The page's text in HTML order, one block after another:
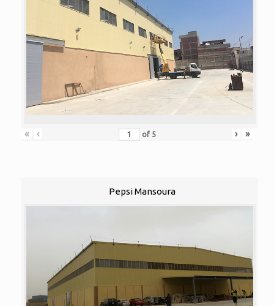
« ‹ of 5 › »
Pepsi Mansoura